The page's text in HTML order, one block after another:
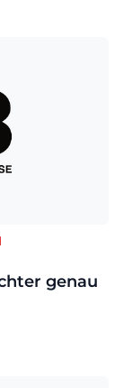
genau